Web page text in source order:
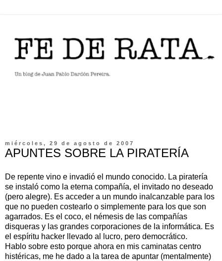
miércoles, 29 de agosto de 2007
APUNTES SOBRE LA PIRATERÍA
De repente vino e invadió el mundo conocido. La piratería
se instaló como la eterna compañía, el invitado no deseado
(pero alegre). Es acceder a un mundo inalcanzable para los
que no pueden costearlo o simplemente para los que son
agarrados. Es el coco, el némesis de las compañías
disqueras y las grandes corporaciones de la informática. Es
el espíritu hacker llevado al lucro, pero democrático.
Hablo sobre esto porque ahora en mis caminatas centro
histéricas, me he dado a la tarea de apuntar (mentalmente)